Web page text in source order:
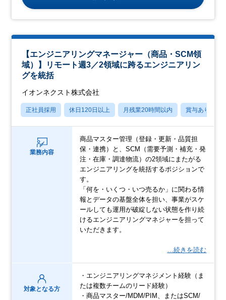
【エンジニアリングマネージャー（商品・SCM領
域）】リモート週3／2領域に跨るエンジニアリン
グを統括
イオンネクスト株式会社
正社員採用 休日120日以上 月残業20時間以内 賞与あり
業務内容
商品マスター管理（登録・更新・品質担
保・連携）と、SCM（需要予測・補充・発
注・在庫・調達物流）の2領域にまたがる
エンジニアリングを統括するポジションで
す。
「何を・いくつ・いつ売るか」に関わる情
報とデータの基盤全体を担い、事業がスケ
ールしても運用が破綻しない状態を作り続
けるエンジニアリングマネジャーを担って
いただきます。
…続きを読む
対象となる方
・エンジニアリングマネジメント経験（ま
たは複数チームのリード経験）
・商品マスター/MDM/PIM、またはSCM/